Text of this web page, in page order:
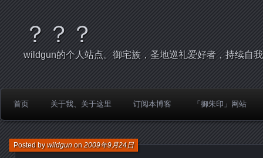
？？？
wildgun的个人站点。御宅族，圣地巡礼爱好者，持续自
首页 关于我、关于这里 订阅本博客 「御朱印」网站
Posted bywildgunon2009年9月24日